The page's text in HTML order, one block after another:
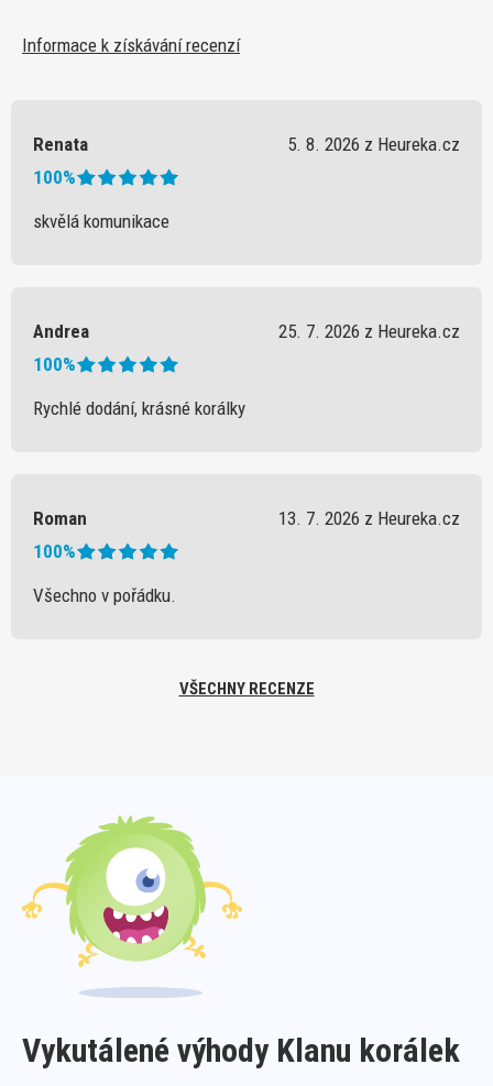
Informace k získávání recenzí
Renata
5. 8. 2026 z Heureka.cz
100%
skvělá komunikace
Andrea
25. 7. 2026 z Heureka.cz
100%
Rychlé dodání, krásné korálky
Roman
13. 7. 2026 z Heureka.cz
100%
Všechno v pořádku.
VŠECHNY RECENZE
Vykutálené výhody Klanu korálek